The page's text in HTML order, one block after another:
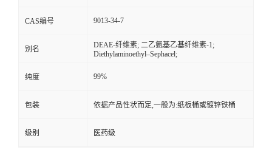
CAS编号 9013-34-7
别名
DEAE-纤维素; 二乙氨基乙基纤维素-1;
Diethylaminoethyl–Sephacel;
纯度 99%
包装 依据产品性状而定,一般为:纸板桶或镀锌铁桶
级别 医药级